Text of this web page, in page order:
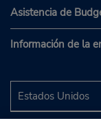
Asistencia de
Información de la